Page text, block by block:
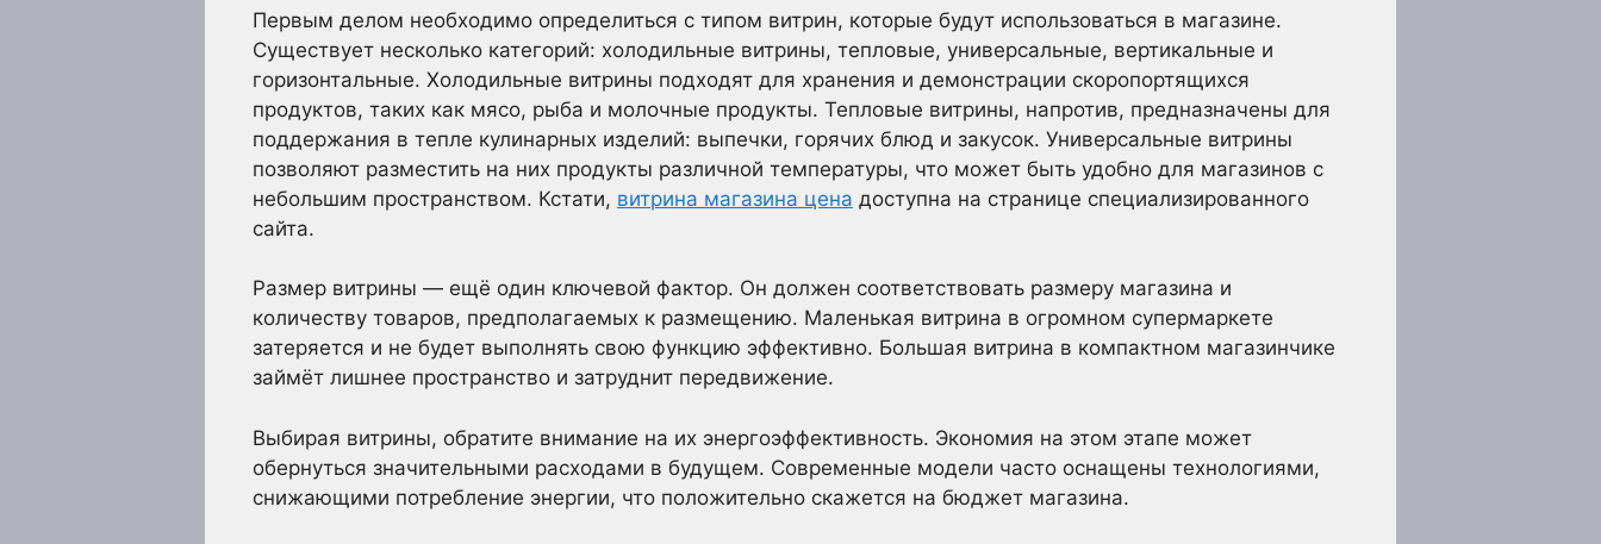
Первым делом необходимо определиться с типом витрин, которые будут использоваться в магазине.
Существует несколько категорий: холодильные витрины, тепловые, универсальные, вертикальные и
горизонтальные. Холодильные витрины подходят для хранения и демонстрации скоропортящихся
продуктов, таких как мясо, рыба и молочные продукты. Тепловые витрины, напротив, предназначены для
поддержания в тепле кулинарных изделий: выпечки, горячих блюд и закусок. Универсальные витрины
позволяют разместить на них продукты различной температуры, что может быть удобно для магазинов с
небольшим пространством. Кстати, витрина магазина цена доступна на странице специализированного
сайта.
Размер витрины — ещё один ключевой фактор. Он должен соответствовать размеру магазина и
количеству товаров, предполагаемых к размещению. Маленькая витрина в огромном супермаркете
затеряется и не будет выполнять свою функцию эффективно. Большая витрина в компактном магазинчике
займёт лишнее пространство и затруднит передвижение.
Выбирая витрины, обратите внимание на их энергоэффективность. Экономия на этом этапе может
обернуться значительными расходами в будущем. Современные модели часто оснащены технологиями,
снижающими потребление энергии, что положительно скажется на бюджет магазина.